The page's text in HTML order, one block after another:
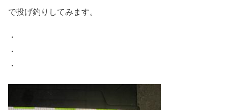
で投げ釣りしてみます。
・
・
・